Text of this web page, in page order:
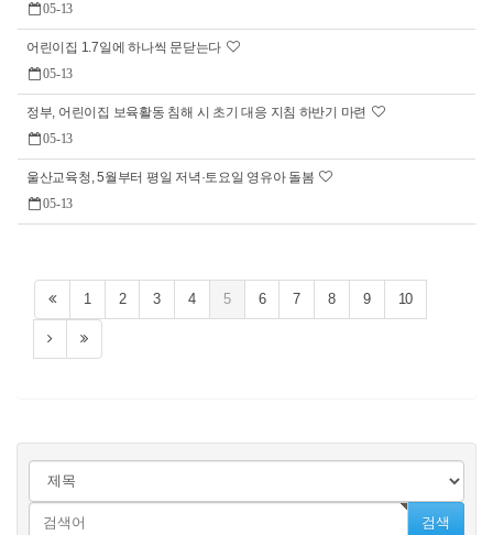
05-13
어린이집 1.7일에 하나씩 문닫는다
05-13
정부, 어린이집 보육활동 침해 시 초기 대응 지침 하반기 마련
05-13
울산교육청, 5월부터 평일 저녁·토요일 영유아 돌봄
05-13
1 2 3 4 5 6 7 8 9 10
검색